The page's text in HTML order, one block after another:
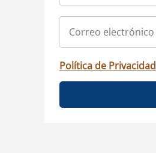
Política de Privacidad